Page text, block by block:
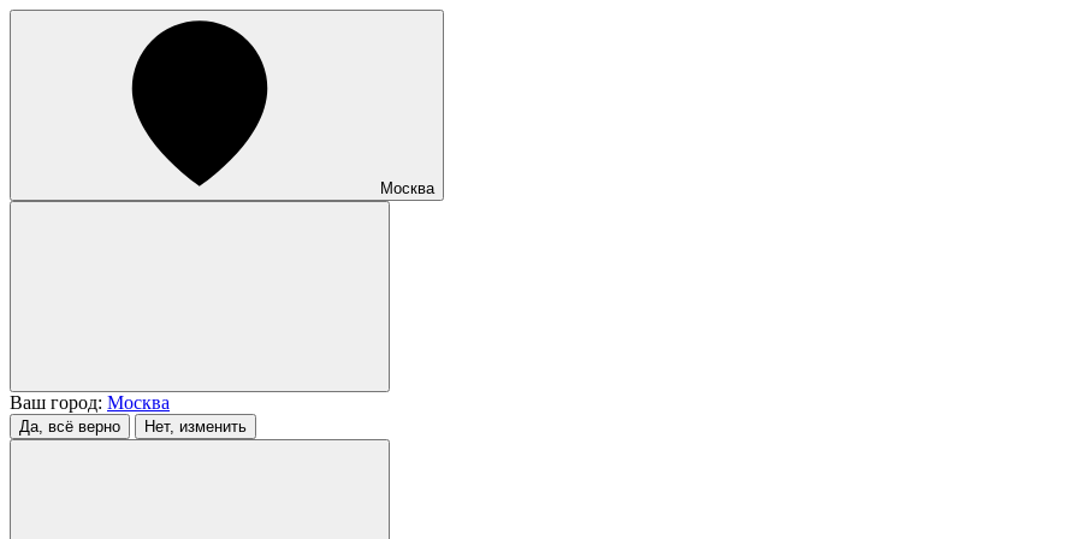
Москва
Ваш город: Москва
Да, всё верно Нет, изменить